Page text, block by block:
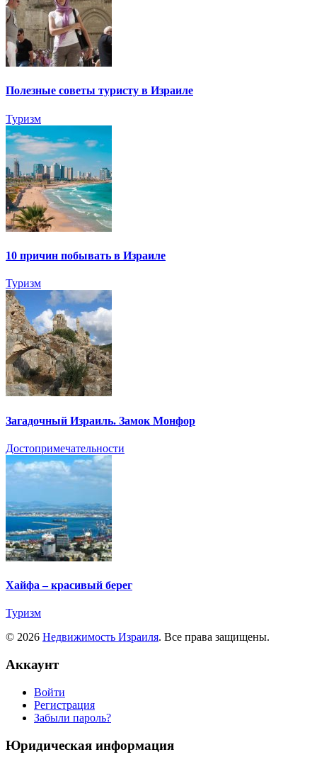
Полезные советы туристу в Израиле
Туризм
10 причин побывать в Израиле
Туризм
Загадочный Израиль. Замок Монфор
Достопримечательности
Хайфа – красивый берег
Туризм
© 2026 Недвижимость Израиля. Все права защищены.
Аккаунт
Войти
Регистрация
Забыли пароль?
Юридическая информация